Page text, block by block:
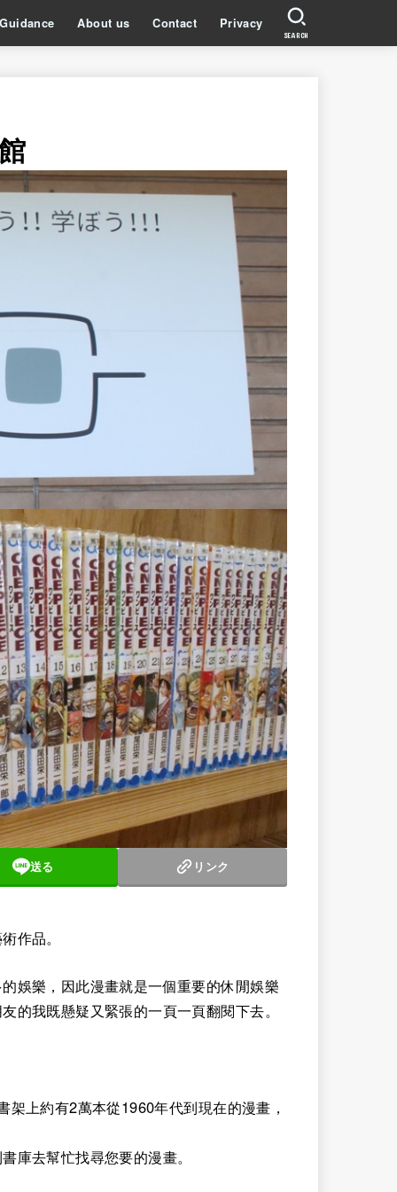
Guidance About us Contact Privacy
SEARCH
送る リンク
作品。
娛樂，因此漫畫就是一個重要的休閒娛樂
的我既懸疑又緊張的一頁一頁翻閱下去。
上約有2萬本從1960年代到現在的漫畫，
庫去幫忙找尋您要的漫畫。